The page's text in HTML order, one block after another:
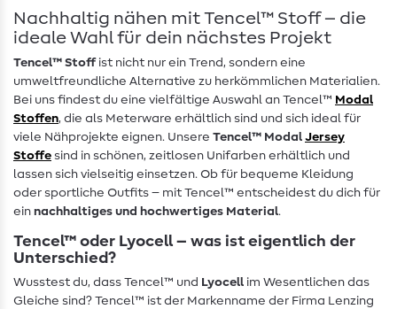
Nachhaltig nähen mit Tencel™ Stoff – die
ideale Wahl für dein nächstes Projekt
Tencel™ Stoff ist nicht nur ein Trend, sondern eine
umweltfreundliche Alternative zu herkömmlichen Materialien.
Bei uns findest du eine vielfältige Auswahl an Tencel™ Modal
Stoffen, die als Meterware erhältlich sind und sich ideal für
viele Nähprojekte eignen. Unsere Tencel™ Modal Jersey
Stoffe sind in schönen, zeitlosen Unifarben erhältlich und
lassen sich vielseitig einsetzen. Ob für bequeme Kleidung
oder sportliche Outfits – mit Tencel™ entscheidest du dich für
ein nachhaltiges und hochwertiges Material.
Tencel™ oder Lyocell – was ist eigentlich der
Unterschied?
Wusstest du, dass Tencel™ und Lyocell im Wesentlichen das
Gleiche sind? Tencel™ ist der Markenname der Firma Lenzing